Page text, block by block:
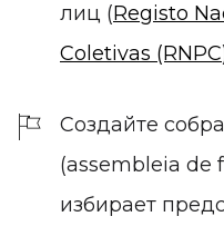
лиц (Registo
Coletivas (RNPC
Создайте
(assembleia de
избирает